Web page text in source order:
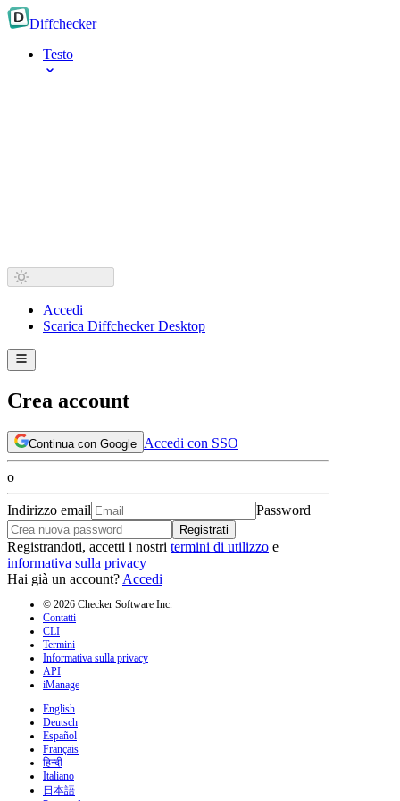
Diffchecker
Testo
Accedi
Scarica Diffchecker Desktop
Crea account
Continua con Google Accedi con SSO
o
Indirizzo email Password
Registrati
Registrandoti, accetti i nostri termini di utilizzo e
informativa sulla privacy
Hai già un account? Accedi
© 2026 Checker Software Inc.
Contatti
CLI
Termini
Informativa sulla privacy
API
iManage
English
Deutsch
Español
Français
हिन्दी
Italiano
日本語